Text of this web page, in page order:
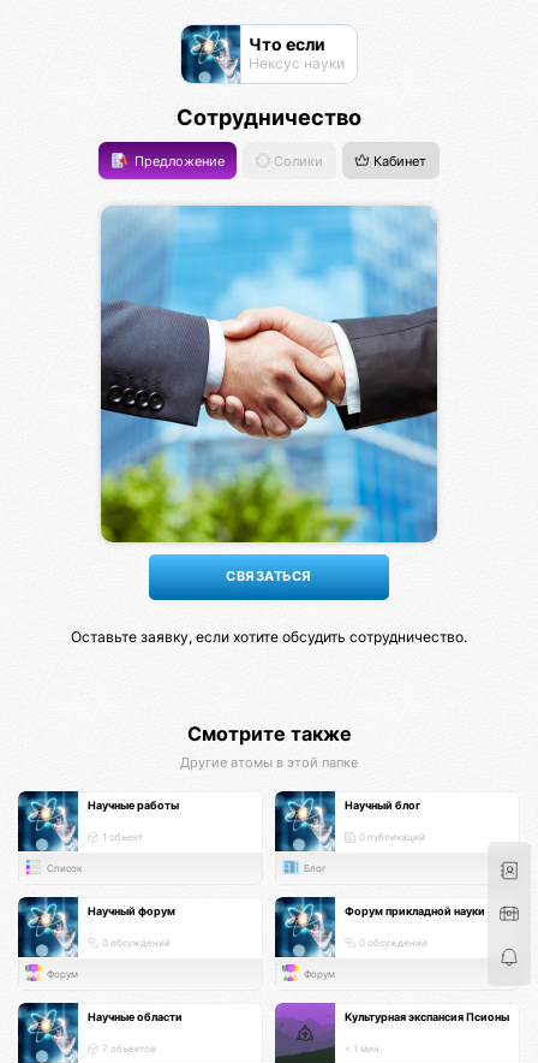
Что если
Нексус науки
Сотрудничество
Предложение Солики Кабинет
Оставьте заявку, если хотите обсудить сотрудничество.
Смотрите также
Другие атомы в этой папке
Научные работы
1 объект
Список
Научный блог
0 публикаций
Блог
Научный форум
0 обсуждений
Форум
Форум прикладной науки
0 обсуждений
Форум
Научные области
7 объектов
Культурная экспансия Псионы
< 1 мин.